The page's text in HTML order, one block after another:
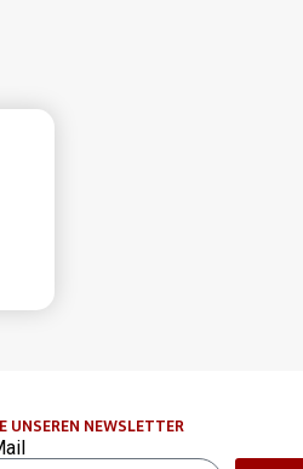
UNSEREN NEWSLETTER